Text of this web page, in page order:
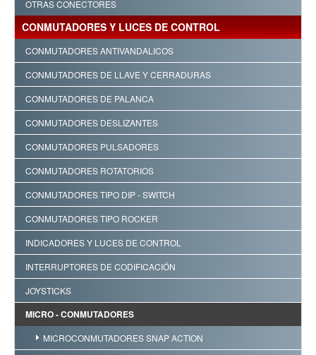
OTRAS CONECTORES
CONMUTADORES Y LUCES DE CONTROL
CONMUTADORES ANTIVANDALICOS
CONMUTADORES DE LLAVE Y CERRADURAS
CONMUTADORES DE PALANCA
CONMUTADORES DESLIZANTES
CONMUTADORES PULSADORES
CONMUTADORES ROTATORIOS
CONMUTADORES TIPO DIP - SWITCH
CONMUTADORES TIPO ROCKER
INDICADORES Y LUCES DE CONTROL
INTERRUPTORES DE CODIFICACIÓN
JOYSTICKS
MICRO - CONMUTADORES
MICROCONMUTADORES SNAP ACTION